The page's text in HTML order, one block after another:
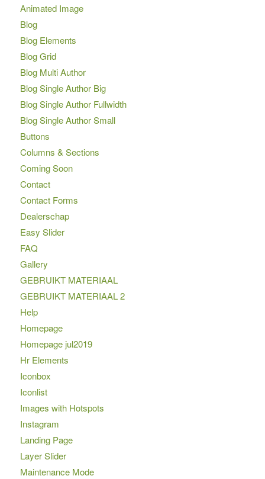
Animated Image
Blog
Blog Elements
Blog Grid
Blog Multi Author
Blog Single Author Big
Blog Single Author Fullwidth
Blog Single Author Small
Buttons
Columns & Sections
Coming Soon
Contact
Contact Forms
Dealerschap
Easy Slider
FAQ
Gallery
GEBRUIKT MATERIAAL
GEBRUIKT MATERIAAL 2
Help
Homepage
Homepage jul2019
Hr Elements
Iconbox
Iconlist
Images with Hotspots
Instagram
Landing Page
Layer Slider
Maintenance Mode